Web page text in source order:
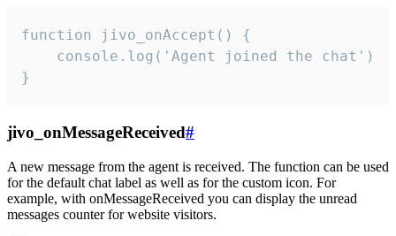
function jivo_onAccept() {
}
jivo_onMessageReceived#
A new message from the agent is received. The function can be used
for the default chat label as well as for the custom icon. For
example, with onMessageReceived you can display the unread
messages counter for website visitors.